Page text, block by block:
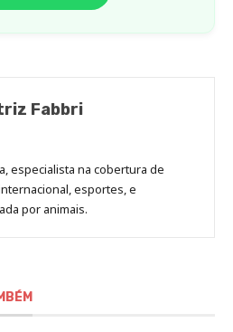
Fabbri
especialista na cobertura de
esportes, e
por animais.